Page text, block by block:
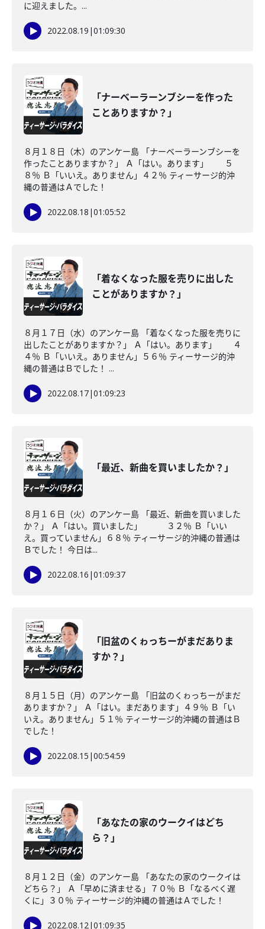
に迎えました。...
2022.08.19 |01:09:30
「ナーベーラーンブシーを作った
ことありますか？」
８月１８日（木）のアンケー島 「ナーベーラーンブシーを
作ったことありますか？」 Ａ「はい。あります」 ５
８％ Ｂ「いいえ。ありません」４２％ ティーサージ的沖
縄の普通はＡでした！
2022.08.18 |01:05:52
「着なくなった服を売りに出した
ことがありますか？」
８月１７日（水）のアンケー島 「着なくなった服を売りに
出したことがありますか？」 Ａ「はい。あります」 ４
４％ Ｂ「いいえ。ありません」５６％ ティーサージ的沖
縄の普通はＢでした！ ...
2022.08.17|01:09:23
「最近、新曲を買いましたか？」
８月１６日（火）のアンケー島 「最近、新曲を買いました
か？」 Ａ「はい。買いました」 ３２％ Ｂ「いい
え。買っていません」６８％ ティーサージ的沖縄の普通は
Ｂでした！ 今日は...
2022.08.16 |01:09:37
「旧盆のくゎっちーがまだありま
すか？」
８月１５日（月）のアンケー島 「旧盆のくゎっちーがまだ
ありますか？」 Ａ「はい。まだあります」４９％ Ｂ「い
いえ。ありません」５１％ ティーサージ的沖縄の普通はＢ
でした！
2022.08.15 |00:54:59
「あなたの家のウークイはどち
ら？」
８月１２日（金）のアンケー島 「あなたの家のウークイは
どちら？」 Ａ「早めに済ませる」７０％ Ｂ「なるべく遅
くに」３０％ ティーサージ的沖縄の普通はＡでした！
2022.08.12|01:09:35